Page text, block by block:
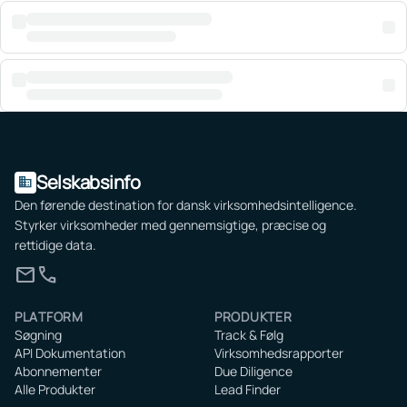
domain Selskabsinfo
Den førende destination for dansk virksomhedsintelligence.
Styrker virksomheder med gennemsigtige, præcise og
rettidige data.
mailcall
PLATFORM
Søgning
API Dokumentation
Abonnementer
Alle Produkter
PRODUKTER
Track & Følg
Virksomhedsrapporter
Due Diligence
Lead Finder